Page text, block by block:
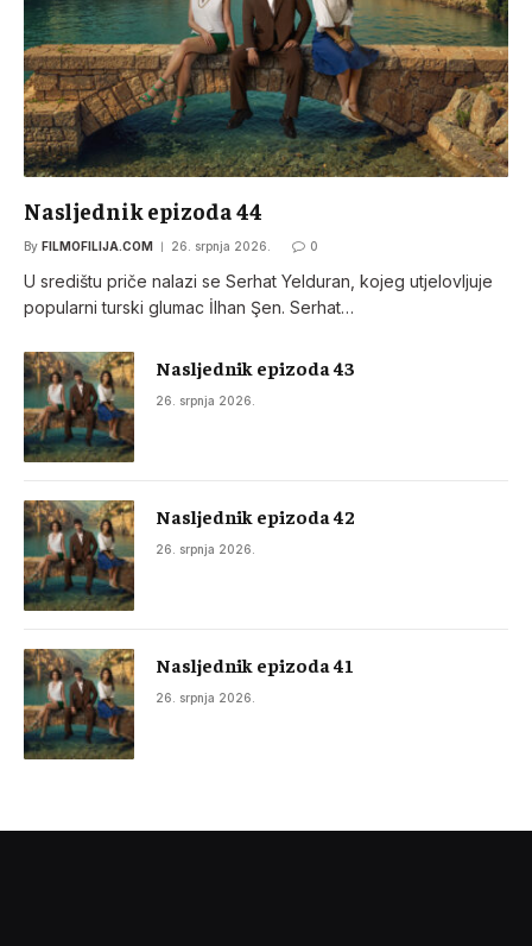
Nasljednik epizoda 44
By FILMOFILIJA.COM 26. srpnja 2026. 0
U središtu priče nalazi se Serhat Yelduran, kojeg utjelovljuje
popularni turski glumac İlhan Şen. Serhat…
Nasljednik epizoda 43
26. srpnja 2026.
Nasljednik epizoda 42
26. srpnja 2026.
Nasljednik epizoda 41
26. srpnja 2026.